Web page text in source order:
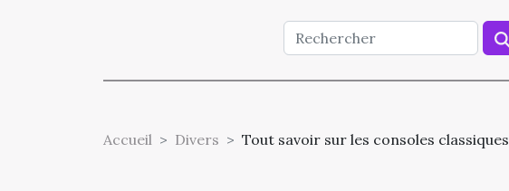
Accueil Divers Tout savoir sur les consoles classiques